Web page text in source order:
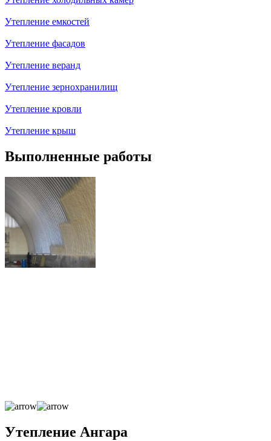
Утепление емкостей
Утепление фасадов
Утепление веранд
Утепление зернохранилищ
Утепление кровли
Утепление крыш
Выполненные работы
Утепление Ангара